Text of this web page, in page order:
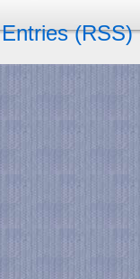
Entries (RSS)